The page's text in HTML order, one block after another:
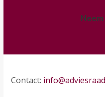
Contact: